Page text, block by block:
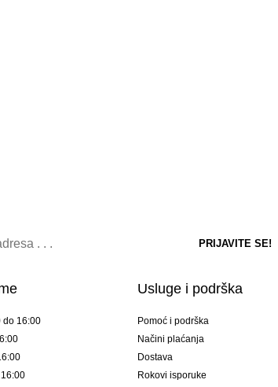
do 16:00
Usluge i podrška
Pomoć i podrška
Načini plaćanja
Dostava
Rokovi isporuke